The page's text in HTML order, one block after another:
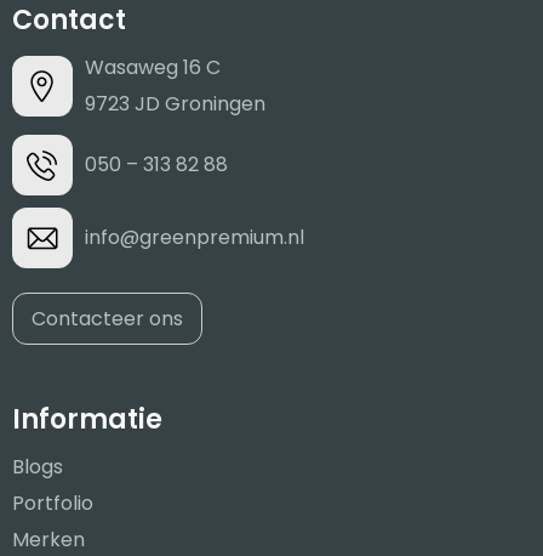
Contact
Wasaweg 16 C
9723 JD Groningen
050 – 313 82 88
info@greenpremium.nl
Contacteer ons
Informatie
Blogs
Portfolio
Merken